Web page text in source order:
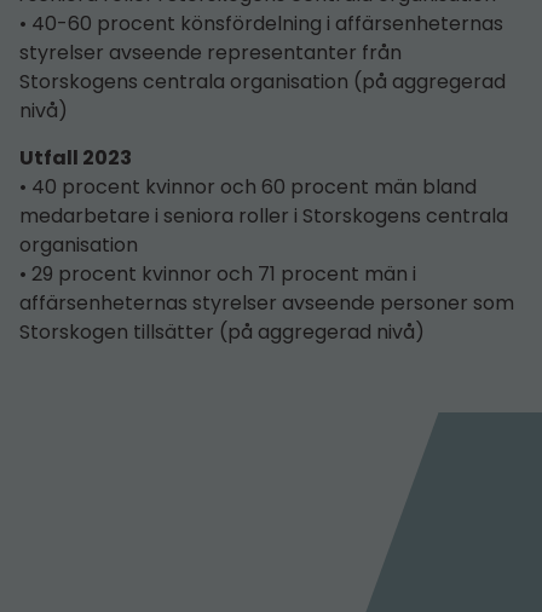
• 40-60 procent könsfördelning i affärsenheternas
styrelser avseende representanter från
Storskogens centrala organisation (på aggregerad
nivå)
Utfall 2023
• 40 procent kvinnor och 60 procent män bland
medarbetare i seniora roller i Storskogens centrala
organisation
• 29 procent kvinnor och 71 procent män i
affärsenheternas styrelser avseende personer som
Storskogen tillsätter (på aggregerad nivå)